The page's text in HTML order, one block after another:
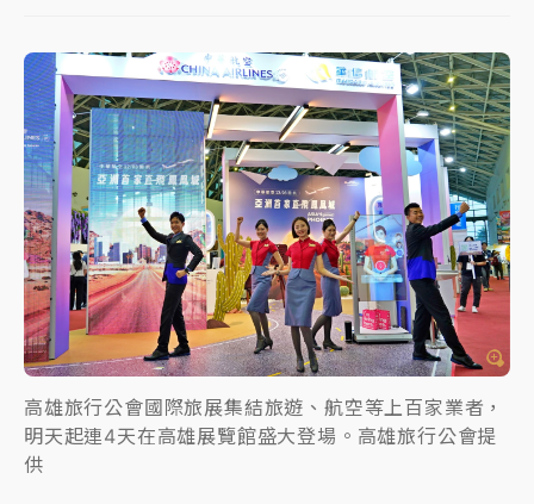
旅局回應了
中信慈善基金會想增加董事人數！辜仲諒向法院聲請遭
駁 理由曝光
故宮《龍藏經》特展第2檔！今線上預約開賣一度塞車
周六起展出延長至晚上7時
台東農業處長涉圖利渡假村！東檢抗告成功 今重開羈
押庭
父親節泡湯了！中颱白海豚雨彈轟3天 「紅到發紫」降
雨熱區曝
高雄旅行公會國際旅展集結旅遊、航空等上百家業者，
明天起連4天在高雄展覽館盛大登場。高雄旅行公會提
供